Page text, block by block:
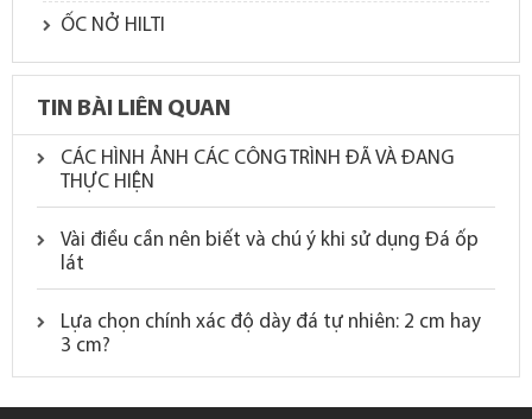
ỐC NỞ HILTI
TIN BÀI LIÊN QUAN
CÁC HÌNH ẢNH CÁC CÔNG TRÌNH ĐÃ VÀ ĐANG
THỰC HIỆN
Vài điều cần nên biết và chú ý khi sử dụng Đá ốp
lát
Lựa chọn chính xác độ dày đá tự nhiên: 2 cm hay
3 cm?